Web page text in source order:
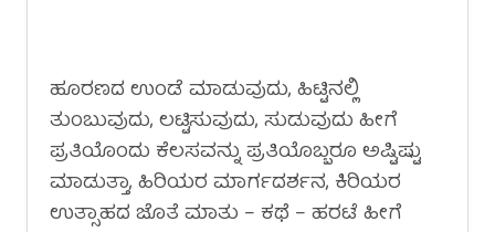
ಹೂರಣದ ಉಂಡೆ ಮಾಡುವುದು, ಹಿಟ್ಟಿನಲ್ಲಿ
ತುಂಬುವುದು, ಲಟ್ಟಿಸುವುದು, ಸುಡುವುದು ಹೀಗೆ
ಪ್ರತಿಯೊಂದು ಕೆಲಸವನ್ನು ಪ್ರತಿಯೊಬ್ಬರೂ ಅಷ್ಟಿಷ್ಟು
ಮಾಡುತ್ತಾ, ಹಿರಿಯರ ಮಾರ್ಗದರ್ಶನ, ಕಿರಿಯರ
ಉತ್ಸಾಹದ ಜೊತೆ ಮಾತು – ಕಥೆ – ಹರಟೆ ಹೀಗೆ